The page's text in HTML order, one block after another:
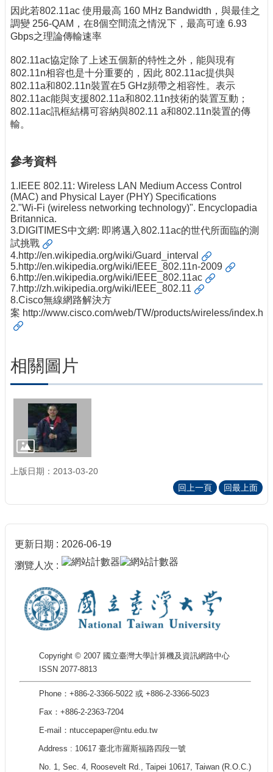
因此若802.11ac 使用最高 160 MHz Bandwidth，與最佳之
調變 256-QAM，在8個空間流之情況下，最高可達 6.93
Gbps之理論傳輸速率
802.11ac協定除了上述五個新的特性之外，能與現有
802.11n相容也是十分重要的，因此 802.11ac提供與
802.11a和802.11n裝置在5 GHz頻帶之相容性。表示
802.11ac能與支援802.11a和802.11n技術的裝置互動；
802.11ac訊框結構可容納與802.11 a和802.11n裝置的傳
輸。
參考資料
1.IEEE 802.11: Wireless LAN Medium Access Control
(MAC) and Physical Layer (PHY) Specifications
2."Wi-Fi (wireless networking technology)". Encyclopadia
Britannica.
3.DIGITIMES中文網: 即將邁入802.11ac的世代所面臨的測
試挑戰
4.http://en.wikipedia.org/wiki/Guard_interval
5.http://en.wikipedia.org/wiki/IEEE_802.11n-2009
6.http://en.wikipedia.org/wiki/IEEE_802.11ac
7.http://zh.wikipedia.org/wiki/IEEE_802.11
8.Cisco無線網路解決方
案 http://www.cisco.com/web/TW/products/wireless/
相關圖片
上版日期：2013-03-20
回上一頁
回最上面
更新日期 2026-06-19
瀏覽人次
Copyright © 2007 國立臺灣大學計算機及資訊網路中心
ISSN 2077-8813
Phone：+886-2-3366-5022 或 +886-2-3366-5023
Fax：+886-2-2363-7204
E-mail：ntuccepaper@ntu.edu.tw
Address : 10617 臺北市羅斯福路四段一號
No. 1, Sec. 4, Roosevelt Rd., Taipei 10617, Taiwan (R.O.C.)